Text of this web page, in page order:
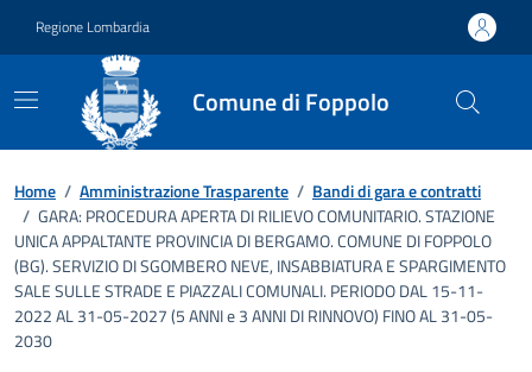
Regione Lombardia
Comune di Foppolo
Dettagli dell'ufficio
Home / Amministrazione Trasparente / Bandi di gara e contratti
/ GARA: PROCEDURA APERTA DI RILIEVO COMUNITARIO. STAZIONE
UNICA APPALTANTE PROVINCIA DI BERGAMO. COMUNE DI FOPPOLO
(BG). SERVIZIO DI SGOMBERO NEVE, INSABBIATURA E SPARGIMENTO
SALE SULLE STRADE E PIAZZALI COMUNALI. PERIODO DAL 15-11-
2022 AL 31-05-2027 (5 ANNI e 3 ANNI DI RINNOVO) FINO AL 31-05-
2030